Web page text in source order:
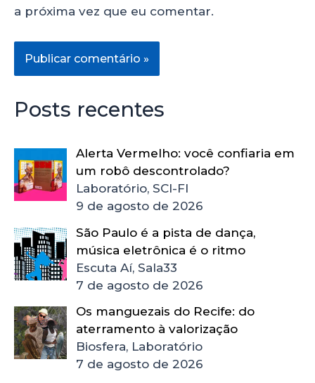
a próxima vez que eu comentar.
Posts recentes
Alerta Vermelho: você confiaria em
um robô descontrolado?
Laboratório, SCI-FI
9 de agosto de 2026
São Paulo é a pista de dança,
música eletrônica é o ritmo
Escuta Aí, Sala33
7 de agosto de 2026
Os manguezais do Recife: do
aterramento à valorização
Biosfera, Laboratório
7 de agosto de 2026